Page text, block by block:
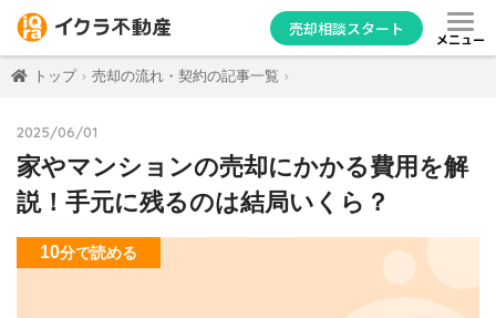
売却相談スタート
メニュー
トップ 売却の流れ・契約の記事一覧
2025/06/01
家やマンションの売却にかかる費用を解
説！手元に残るのは結局いくら？
10分で読める